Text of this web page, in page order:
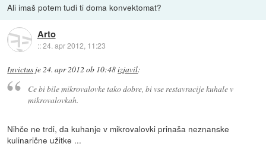
Ali imaš potem tudi ti doma konvektomat?
Arto
::24. apr 2012, 11:23
Invictus je24. apr 2012 ob 10:48izjavil:
Ce bi bile mikrovalovke tako dobre, bi vse restavracije kuhale v
mikrovalovkah.
Nihče ne trdi, da kuhanje v mikrovalovki prinaša neznanske
kulinarične užitke ...